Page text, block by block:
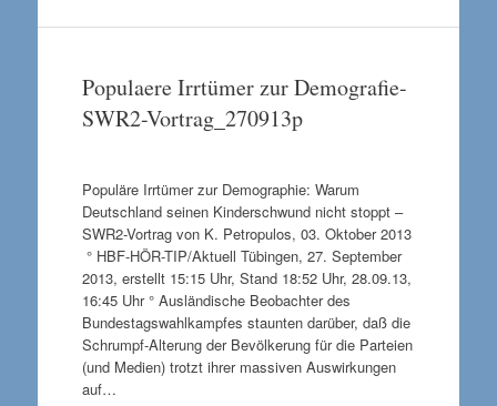
Populaere Irrtümer zur Demografie-
SWR2-Vortrag_270913p
Populäre Irrtümer zur Demographie: Warum
Deutschland seinen Kinderschwund nicht stoppt –
SWR2-Vortrag von K. Petropulos, 03. Oktober 2013
° HBF-HÖR-TIP/Aktuell Tübingen, 27. September
2013, erstellt 15:15 Uhr, Stand 18:52 Uhr, 28.09.13,
16:45 Uhr ° Ausländische Beobachter des
Bundestagswahlkampfes staunten darüber, daß die
Schrumpf-Alterung der Bevölkerung für die Parteien
(und Medien) trotzt ihrer massiven Auswirkungen
auf…